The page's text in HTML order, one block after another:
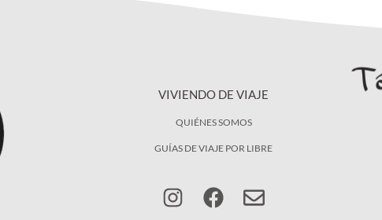
VIVIENDO DE VIAJE
QUIÉNES SOMOS
GUÍAS DE VIAJE POR LIBRE